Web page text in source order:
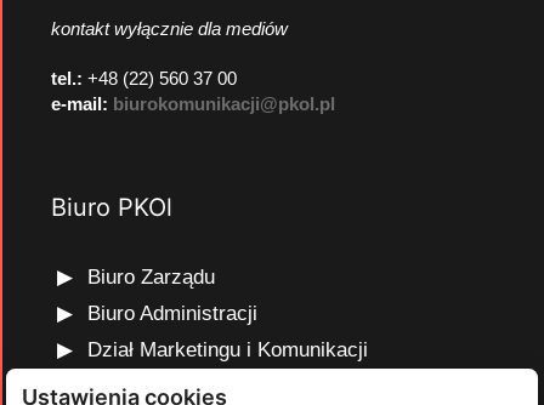
kontakt wyłącznie dla mediów
tel.: +48 (22) 560 37 00
e-mail: biurokomunikacji@pkol.pl
Biuro PKOl
Biuro Zarządu
Biuro Administracji
Dział Marketingu i Komunikacji
Dział Edukacji Olimpijskiej
Ustawienia cookies